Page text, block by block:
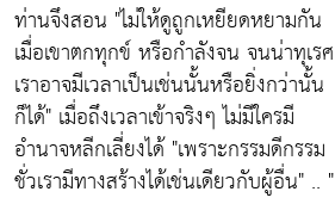
ท่านจึงสอน "ไม่ให้ดูถูกเหยียดหยามกัน
เมื่อเขาตกทุกข์ หรือกำลังจน จนน่าทุเรศ
เราอาจมีเวลาเป็นเช่นนั้นหรือยิ่งกว่านั้น
ก็ได้" เมื่อถึงเวลาเข้าจริงๆ ไม่มีใครมี
อำนาจหลีกเลี่ยงได้ "เพราะกรรมดีกรรม
ชั่วเรามีทางสร้างได้เช่นเดียวกับผู้อื่น" .. "